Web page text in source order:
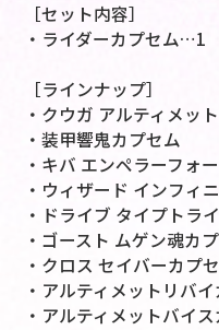
［セット内容］
・ライダーカプセム…1
［ラインナップ］
・クウガ アルティメッ
・装甲響鬼カプセム
・キバ エンペラーフォ
・ウィザード インフィ
・ドライブ タイプトラ
・ゴースト ムゲン魂カ
・クロス セイバーカプ
・アルティメットリバ
・アルティメットバイ